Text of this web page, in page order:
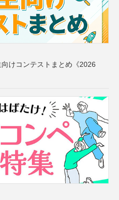
けコンテストまとめ《2026